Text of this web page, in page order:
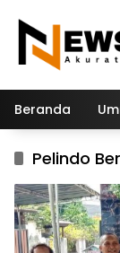
konten
Beranda
Pelindo